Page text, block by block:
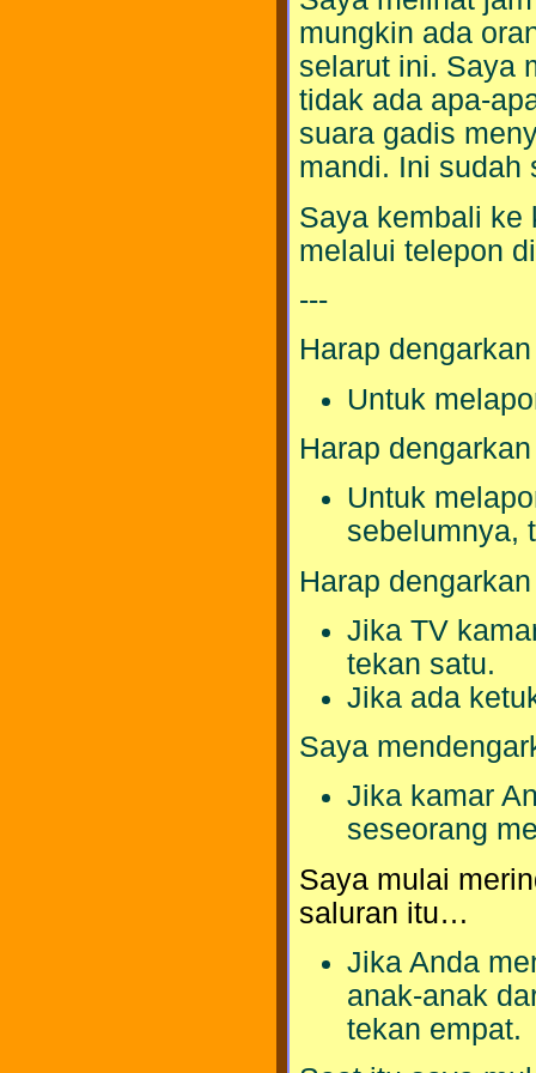
mungkin ada
selarut ini. Saya
tidak ada apa-
suara gadis
mandi. Ini sudah
Saya kembali ke
melalui telepon
---
Harap
Untuk
Harap
Untuk
sebelumnya,
Harap
Jika TV
tekan satu.
Jika ada
Saya
Jika kamar
seseorang
Saya mulai
saluran itu…
Jika Anda
anak-anak
tekan empat.